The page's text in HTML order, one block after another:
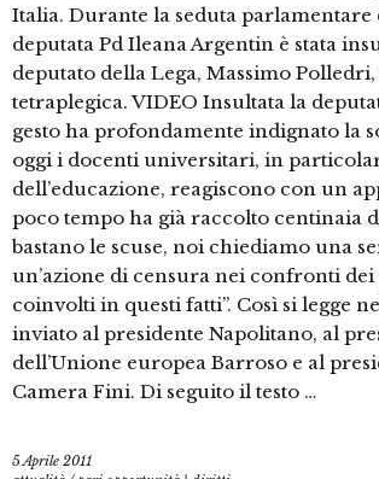
Italia. Durante la seduta parlamentare
deputata Pd Ileana Argentin è stata
deputato della Lega, Massimo
tetraplegica. VIDEO Insultata la
gesto ha profondamente indignato la
oggi i docenti universitari, in
dell’educazione, reagiscono con un
poco tempo ha già raccolto centinaia
bastano le scuse, noi chiediamo una
un’azione di censura nei confronti
coinvolti in questi fatti”. Così si legge
inviato al presidente Napolitano, al
dell’Unione europea Barroso e al
Camera Fini. Di seguito il testo …
5 Aprile 2011